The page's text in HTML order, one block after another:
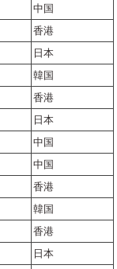
中国
香港
日本
韓国
香港
日本
中国
中国
香港
韓国
香港
日本